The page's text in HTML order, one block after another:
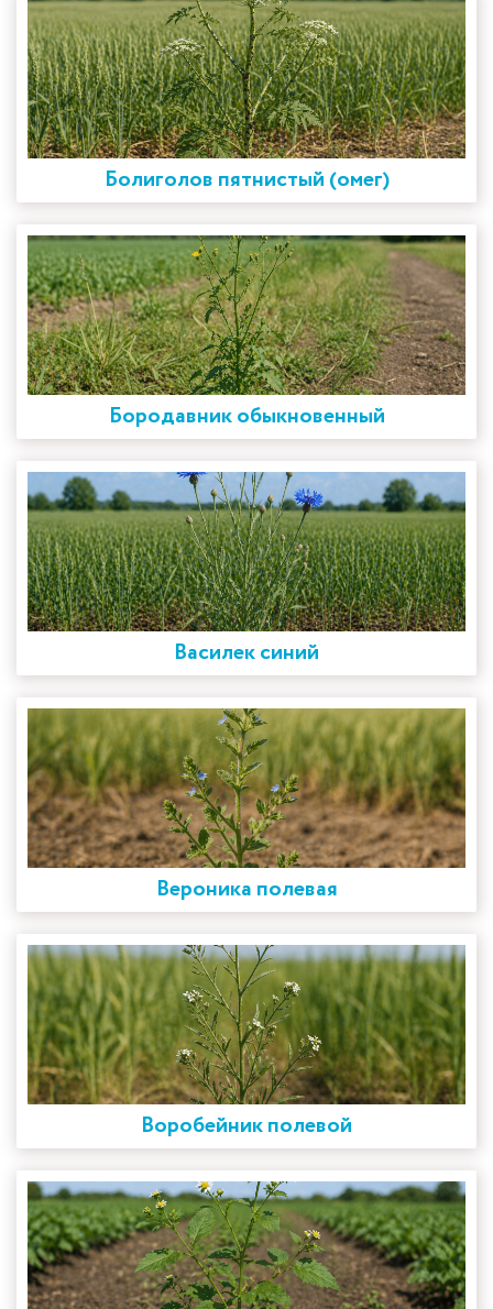
Болиголов пятнистый (омег)
Бородавник обыкновенный
Василек синий
Вероника полевая
Воробейник полевой